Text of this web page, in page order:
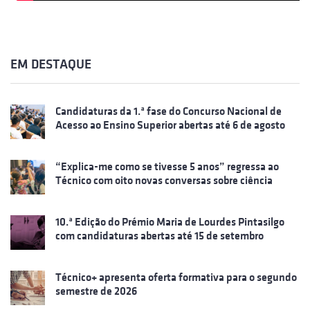
EM DESTAQUE
Candidaturas da 1.ª fase do Concurso Nacional de
Acesso ao Ensino Superior abertas até 6 de agosto
“Explica-me como se tivesse 5 anos” regressa ao
Técnico com oito novas conversas sobre ciência
10.ª Edição do Prémio Maria de Lourdes Pintasilgo
com candidaturas abertas até 15 de setembro
Técnico+ apresenta oferta formativa para o segundo
semestre de 2026